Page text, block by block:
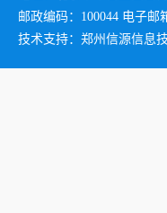
邮政编码：100044 电子邮
技术支持：郑州信源信息